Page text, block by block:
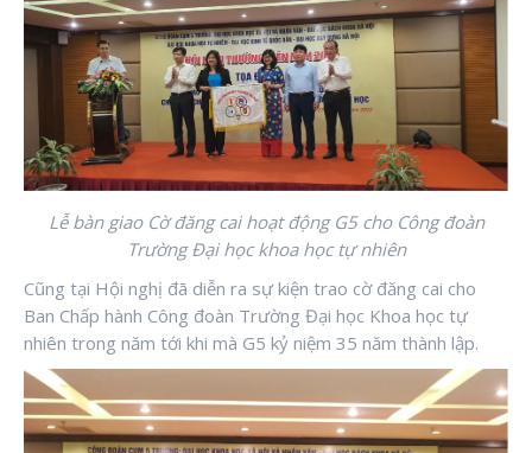
Lễ bàn giao Cờ đăng cai hoạt động G5 cho Công đoàn
Trường Đại học khoa học tự nhiên
Cũng tại Hội nghị đã diễn ra sự kiện trao cờ đăng cai cho
Ban Chấp hành Công đoàn Trường Đại học Khoa học tự
nhiên trong năm tới khi mà G5 kỷ niệm 35 năm thành lập.